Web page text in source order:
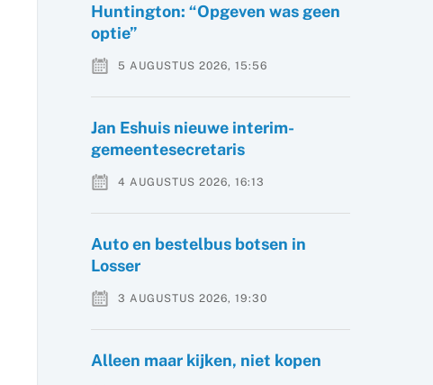
Huntington: “Opgeven was geen
optie”
5 AUGUSTUS 2026, 15:56
Jan Eshuis nieuwe interim-
gemeentesecretaris
4 AUGUSTUS 2026, 16:13
Auto en bestelbus botsen in
Losser
3 AUGUSTUS 2026, 19:30
Alleen maar kijken, niet kopen